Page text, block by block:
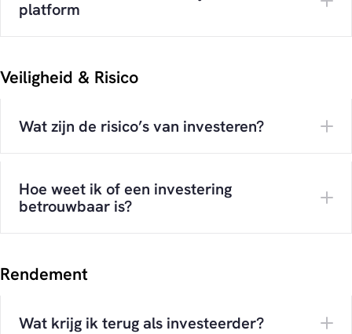
platform
Veiligheid & Risico
Wat zijn de risico’s van investeren?
Hoe weet ik of een investering
betrouwbaar is?
Rendement
Wat krijg ik terug als investeerder?